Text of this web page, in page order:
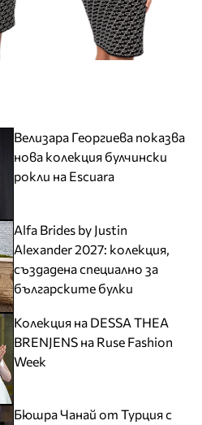
Велизара Георгиева показва
нова колекция булчински
рокли на Escuara
Alfa Brides by Justin
Alexander 2027: колекция,
създадена специално за
българските булки
Колекция на DESSA THEA
BRENJENS на Ruse Fashion
Week
Бюшра Чанай от Турция с